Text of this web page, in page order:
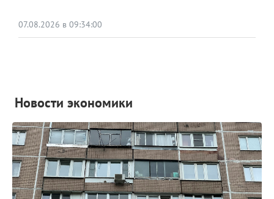
07.08.2026 в 09:34:00
Новости экономики